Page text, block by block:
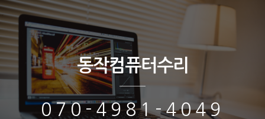
동작컴퓨터수리
070-4981-4049